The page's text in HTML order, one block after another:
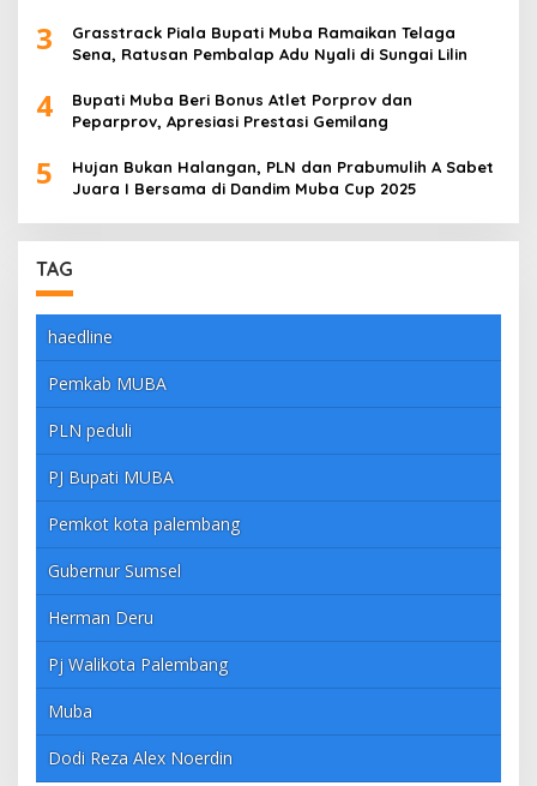
3
Grasstrack Piala Bupati Muba Ramaikan Telaga
Sena, Ratusan Pembalap Adu Nyali di Sungai Lilin
4
Bupati Muba Beri Bonus Atlet Porprov dan
Peparprov, Apresiasi Prestasi Gemilang
5
Hujan Bukan Halangan, PLN dan Prabumulih A Sabet
Juara I Bersama di Dandim Muba Cup 2025
TAG
haedline
Pemkab MUBA
PLN peduli
PJ Bupati MUBA
Pemkot kota palembang
Gubernur Sumsel
Herman Deru
Pj Walikota Palembang
Muba
Dodi Reza Alex Noerdin